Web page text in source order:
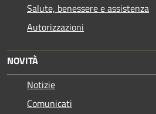
Salute, benessere e assistenza
Autorizzazioni
NOVITÀ
Notizie
Comunicati